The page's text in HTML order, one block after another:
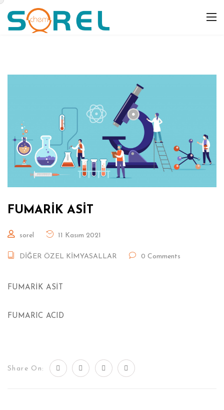
FUMARİK ASİT
sorel 11 Kasım 2021
DİĞER ÖZEL KİMYASALLAR 0 Comments
FUMARİK ASİT
FUMARIC ACID
Share On: